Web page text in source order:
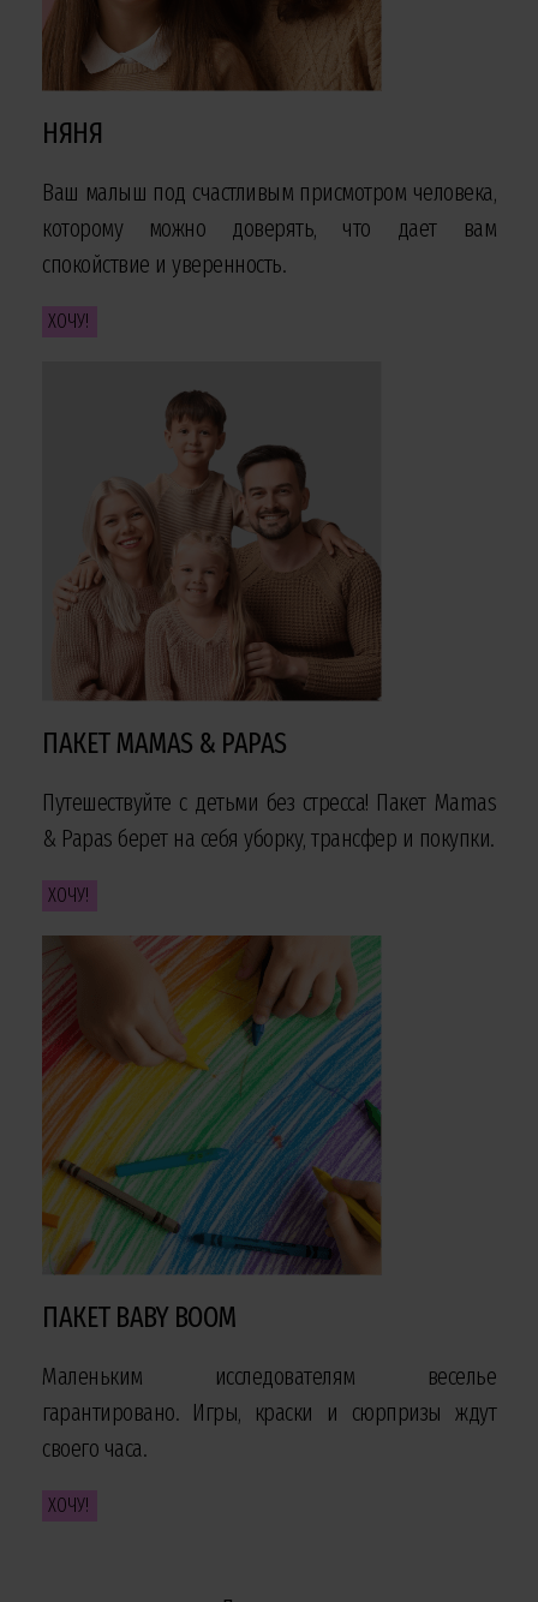
НЯНЯ
Ваш малыш под счастливым присмотром человека,
которому можно доверять, что дает вам
спокойствие и уверенность.
ХОЧУ!
ПАКЕТ MAMAS & PAPAS
Путешествуйте с детьми без стресса! Пакет Mamas
& Papas берет на себя уборку, трансфер и покупки.
ХОЧУ!
ПАКЕТ BABY BOOM
Маленьким исследователям веселье
гарантировано. Игры, краски и сюрпризы ждут
своего часа.
ХОЧУ!